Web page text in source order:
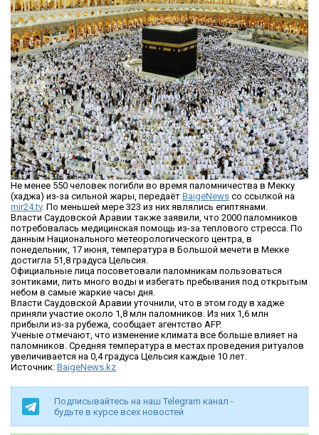
Не менее 550 человек погибли во время паломничества в Мекку
(хаджа) из-за сильной жары, передаёт BaigeNews со ссылкой на
mir24.tv. По меньшей мере 323 из них являлись египтянами.
Власти Саудовской Аравии также заявили, что 2000 паломников
потребовалась медицинская помощь из-за теплового стресса. По
данным Национального метеорологического центра, в
понедельник, 17 июня, температура в Большой мечети в Мекке
достигла 51,8 градуса Цельсия.
Официальные лица посоветовали паломникам пользоваться
зонтиками, пить много воды и избегать пребывания под открытым
небом в самые жаркие часы дня.
Власти Саудовской Аравии уточнили, что в этом году в хадже
приняли участие около 1,8 млн паломников. Из них 1,6 млн
прибыли из-за рубежа, сообщает агентство AFP.
Ученые отмечают, что изменение климата все больше влияет на
паломников. Средняя температура в местах проведения ритуалов
увеличивается на 0,4 градуса Цельсия каждые 10 лет.
Источник: BaigeNews.kz
Подписывайтесь на наш Telegram канал -
будьте в курсе всех новостей